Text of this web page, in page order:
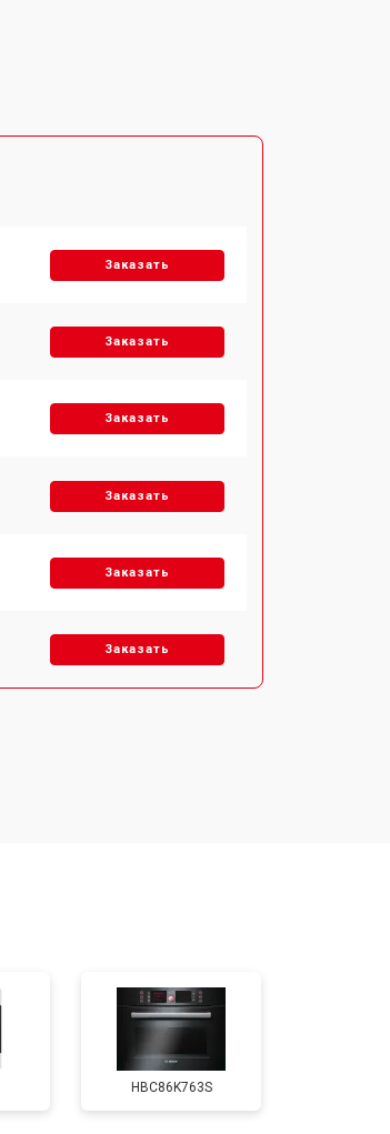
Заказать
Заказать
Заказать
Заказать
Заказать
Заказать
HBC86K763S